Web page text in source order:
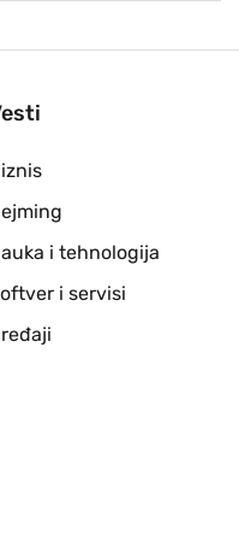
i tehnologija
i servisi